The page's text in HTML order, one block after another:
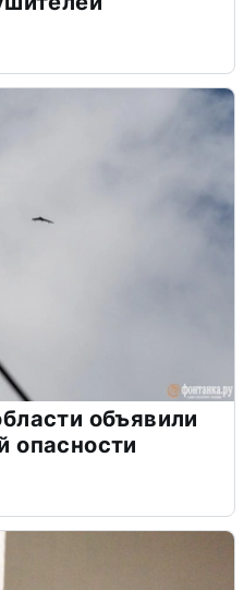
объявили
опасности